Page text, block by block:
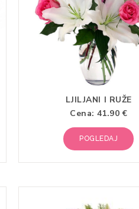
LJILJANI I RUŽE
Cena: 41.90 €
POGLEDAJ